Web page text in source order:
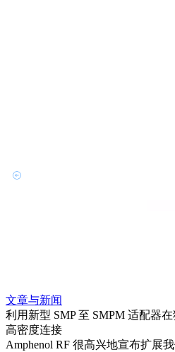
文章与新闻
利用新型 SMP 至 SMPM 适配器
高密度连接
Amphenol RF 很高兴地宣布扩展